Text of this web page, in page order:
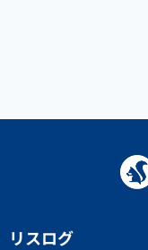
リスログ